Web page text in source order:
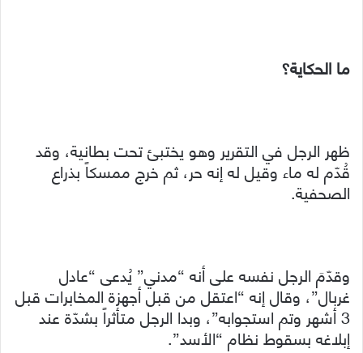
ما الحكاية؟
ظهر الرجل في التقرير وهو يختبئ تحت بطانية، وقد
قُدّم له ماء وقيل له إنه حر، ثم خرج ممسكاً بذراع
الصحفية.
وقدّمَ الرجل نفسه على أنه “مدني” يُدعى “عادل
غربال”، وقال إنه “اعتقل من قبل أجهزة المخابرات قبل
3 أشهر وتم استجوابه”، وبدا الرجل متأثراً بشدّة عند
إبلاغه بسقوط نظام “الأسد”.